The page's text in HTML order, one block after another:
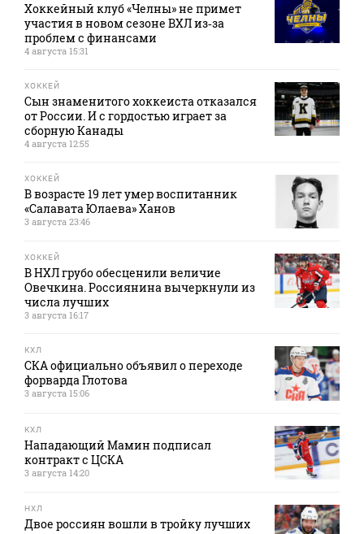
Хоккейный клуб «Челны» не примет
участия в новом сезоне ВХЛ из‑за
проблем с финансами
4 августа 15:31
ХОККЕЙ
Сын знаменитого хоккеиста отказался
от России. И с гордостью играет за
сборную Канады
4 августа 12:55
ХОККЕЙ
В возрасте 19 лет умер воспитанник
«Салавата Юлаева» Ханов
3 августа 23:46
ХОККЕЙ
В НХЛ грубо обесценили величие
Овечкина. Россиянина вычеркнули из
числа лучших
3 августа 16:17
КХЛ
СКА официально объявил о переходе
форварда Глотова
3 августа 15:06
КХЛ
Нападающий Мамин подписал
контракт с ЦСКА
3 августа 14:20
НХЛ
Двое россиян вошли в тройку лучших